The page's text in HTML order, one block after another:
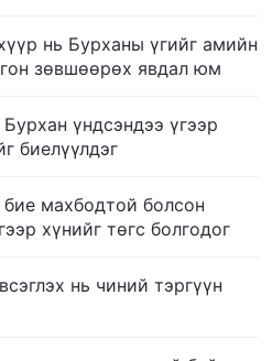
нь Бурханы үгийг амийн
зөвшөөрөх явдал юм
үндсэндээ үгээр
биелүүлдэг
махбодтой болсон
хүнийг төгс болгодог
нь чиний тэргүүн